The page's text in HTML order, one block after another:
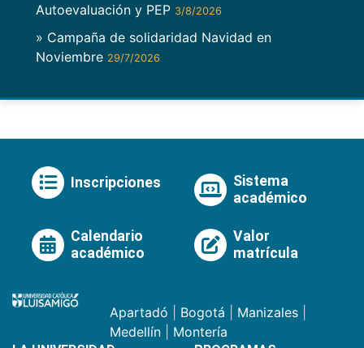
Autoevaluación y PEP 3/8/2026
» Campaña de solidaridad Navidad en
Noviembre 29/7/2026
Inscripciones
Sistema
académico
Calendario
académico
Valor
matrícula
Apartadó Bogotá Manizales
Medellín
Montería